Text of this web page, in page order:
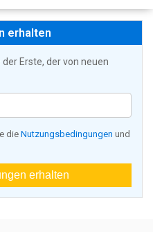
erhalten
Erste, der von neuen
die Nutzungsbedingungen und
erhalten